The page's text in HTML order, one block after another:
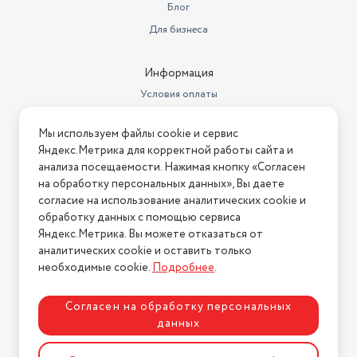
Блог
Для бизнеса
Информация
Условия оплаты
Условия возврата
Нашли ошибку на сайте? Напишите нам
2026 © Интернет-магазин "АстМаркет". У нас есть всё!
Политика конфиденциальности
Разработка сайтаASTDESIGN
Мы используем файлы cookie и сервис
Яндекс.Метрика для корректной работы сайта и
анализа посещаемости. Нажимая кнопку «Согласен
на обработку персональных данных», Вы даете
согласие на использование аналитических cookie и
обработку данных с помощью сервиса
Яндекс.Метрика. Вы можете отказаться от
аналитических cookie и оставить только
необходимые cookie.Подробнее.
Согласен на обработку персональных
данных